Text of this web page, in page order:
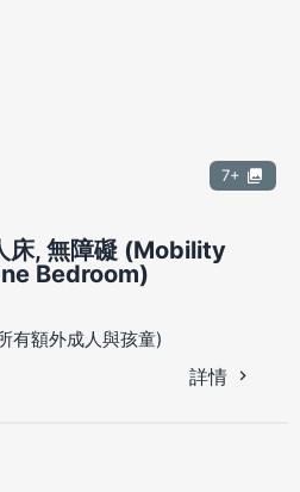
7+
床, 無障礙 (Mobility
Bedroom)
有額外成人與孩童)
詳情